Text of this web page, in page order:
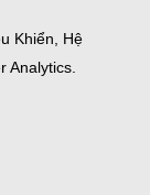
Khiển, Hệ
Analytics.